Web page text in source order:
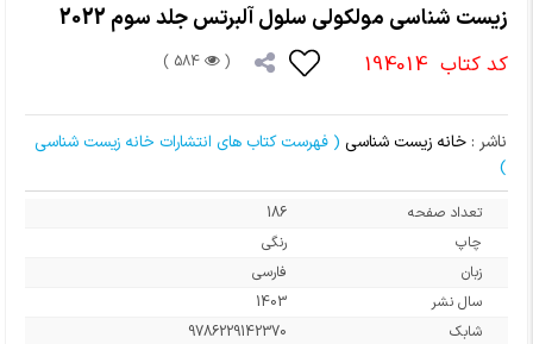
زیست شناسی مولکولی سلول آلبرتس جلد سوم 2022
کد کتاب 194014
(
584 )
ناشر : خانه زیست شناسی ( فهرست کتاب های انتشارات خانه زیست شناسی
)
تعداد صفحه
186
چاپ
رنگی
زبان
فارسی
سال نشر
1403
شابک
9786229142370